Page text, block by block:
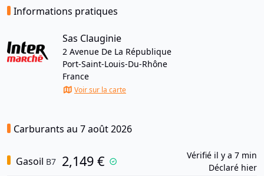
Informations pratiques
Sas Clauginie
2 Avenue De La République
Port-Saint-Louis-Du-Rhône
France
Voir sur la carte
Carburants au 7 août 2026
Gasoil B7 2,149 €
Vérifié il y a 7 min
Déclaré hier